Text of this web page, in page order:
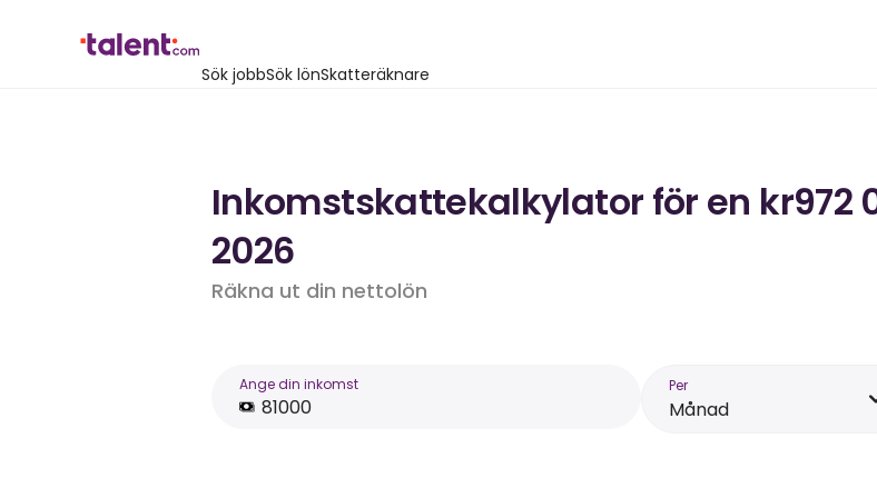
Sök jobbSök lönSkatteräknare
Inkomstskattekalkylator för en
2026
Räkna ut din nettolön
Ange din inkomst Per
Månad